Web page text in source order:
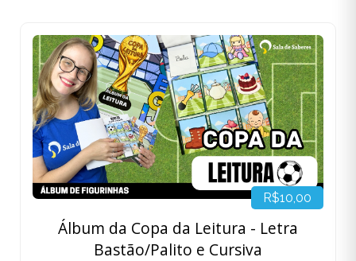
R$10,00
Álbum da Copa da Leitura - Letra
Bastão/Palito e Cursiva